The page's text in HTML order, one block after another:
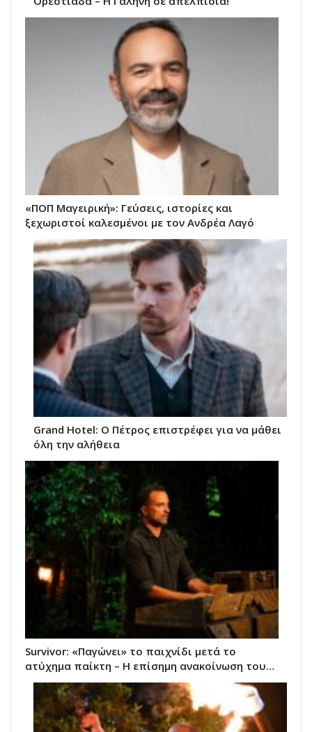
«ΠΟΠ Μαγειρική»: Γεύσεις, ιστορίες και
ξεχωριστοί καλεσμένοι με τον Ανδρέα Λαγό
Grand Hotel: Ο Πέτρος επιστρέφει για να μάθει
όλη την αλήθεια
Survivor: «Παγώνει» το παιχνίδι μετά το
ατύχημα παίκτη – Η επίσημη ανακοίνωση του…